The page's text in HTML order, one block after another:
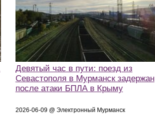
Девятый час в пути: поезд из
Севастополя в Мурманск задержан
после атаки БПЛА в Крыму
2026-06-09 @ Электронный Мурманск